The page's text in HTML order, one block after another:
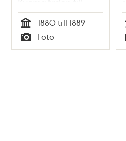
höger samt en på
1800-talet riven
byggnad
Tid
1880 till 1889
Typ
Foto